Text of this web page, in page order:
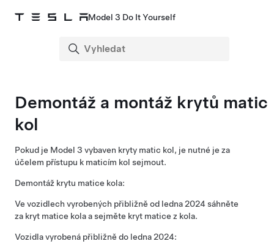
Model 3 Do It Yourself
Demontáž a montáž krytů matic
kol
Pokud je Model 3 vybaven kryty matic kol, je nutné je za
účelem přístupu k maticím kol sejmout.
Demontáž krytu matice kola:
Ve vozidlech vyrobených přibližně od ledna 2024 sáhněte
za kryt matice kola a sejměte kryt matice z kola.
Vozidla vyrobená přibližně do ledna 2024: